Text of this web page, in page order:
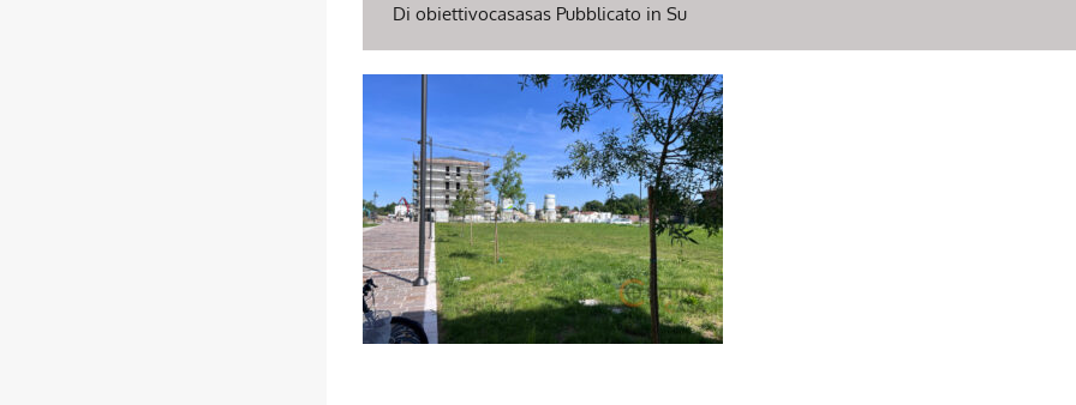
Di obiettivocasasasPubblicato in Su